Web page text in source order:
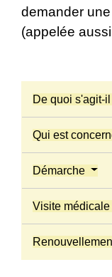
demander
(appelée aussi
De quoi s'agit-
Qui est
Démarche
Visite